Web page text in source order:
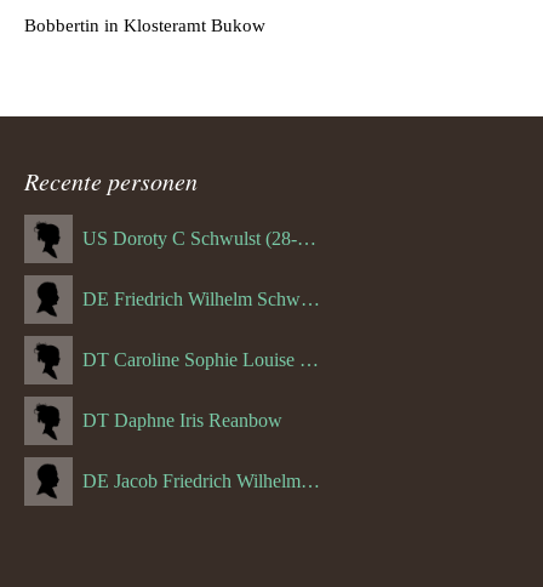
Recente personen
US Doroty C Schwulst (28-12-1919)
DE Friedrich Wilhelm Schwulst
DT Caroline Sophie Louise Schreuder born Schwulst (13-05-1866)
DT Daphne Iris Reanbow
DE Jacob Friedrich Wilhelm Hurth